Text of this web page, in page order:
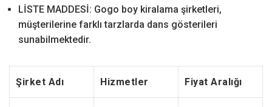
LİSTE MADDESİ: Gogo boy kiralama şirketleri,
müşterilerine farklı tarzlarda dans gösterileri
sunabilmektedir.
Şirket Adı Hizmetler Fiyat Aralığı